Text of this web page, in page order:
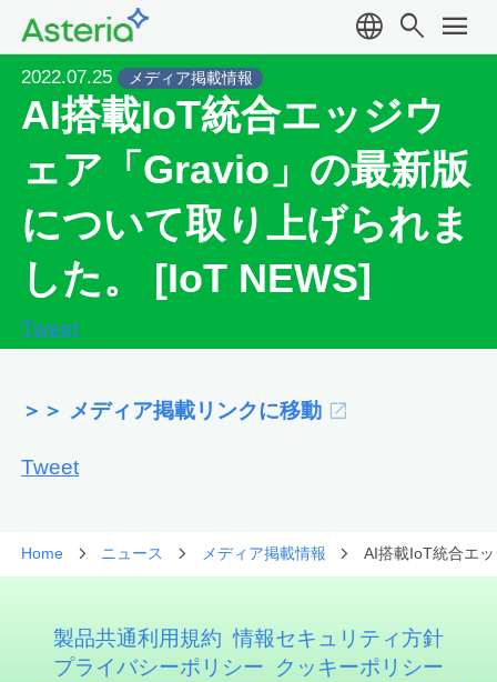
language search menu
2022.07.25 メディア掲載情報
AI搭載IoT統合エッジウ
ェア「Gravio」の最新版
について取り上げられま
した。 [IoT NEWS]
Tweet
＞＞ メディア掲載リンクに移動
Tweet
Home ニュース メディア掲載情報 AI搭載IoT統合エ
製品共通利用規約 情報セキュリティ方針
プライバシーポリシー
クッキーポリシー